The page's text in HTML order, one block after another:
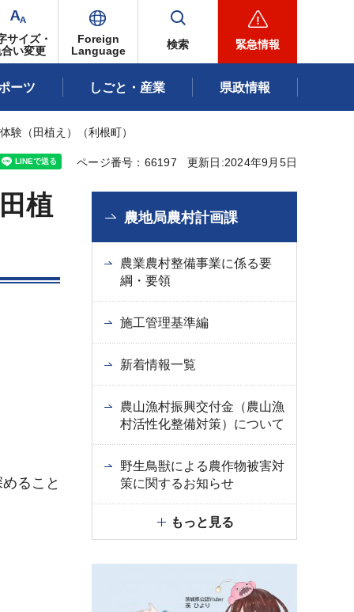
サイズ・
い変更
Foreign
Language
検索 緊急情報
ーツ しごと・産業 県政情報
験（田植え）（利根町）
ページ番号：66197 更新日:2024年9月5日
植
ること
農地局農村計画課
農業農村整備事業に係る要
綱・要領
施工管理基準編
新着情報一覧
農山漁村振興交付金（農山漁
村活性化整備対策）について
野生鳥獣による農作物被害対
策に関するお知らせ
もっと見る